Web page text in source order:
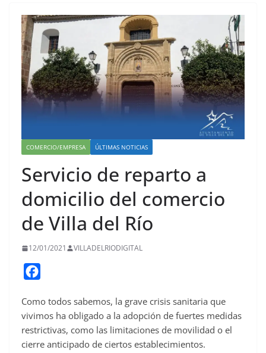
COMERCIO/EMPRESA ÚLTIMAS NOTICIAS
Servicio de reparto a
domicilio del comercio
de Villa del Río
12/01/2021 VILLADELRIODIGITAL
c
e
Como todos sabemos, la grave crisis sanitaria que
vivimos ha obligado a la adopción de fuertes medidas
restrictivas, como las limitaciones de movilidad o el
cierre anticipado de ciertos establecimientos.